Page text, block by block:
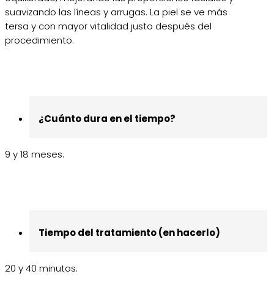
suavizando las líneas y arrugas. La piel se ve más
tersa y con mayor vitalidad justo después del
procedimiento.
¿Cuánto dura en el tiempo?
9 y 18 meses.
Tiempo del tratamiento (en hacerlo)
20 y 40 minutos.